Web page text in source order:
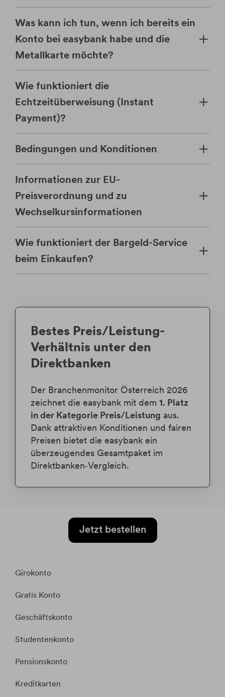
Was kann ich tun, wenn ich bereits ein
Konto bei easybank habe und die
Metallkarte möchte?
Wie funktioniert die
Echtzeitüberweisung (Instant
Payment)?
Bedingungen und Konditionen
Informationen zur EU-
Preisverordnung und zu
Wechselkursinformationen
Wie funktioniert der Bargeld-Service
beim Einkaufen?
Bestes Preis/Leistung-
Verhältnis unter den
Direktbanken
Der Branchenmonitor Österreich 2026
zeichnet die easybank mit dem 1. Platz
in der Kategorie Preis/Leistung aus.
Dank attraktiven Konditionen und fairen
Preisen bietet die easybank ein
überzeugendes Gesamtpaket im
Direktbanken‑Vergleich.
Jetzt bestellen
Girokonto
Gratis Konto
Geschäftskonto
Studentenkonto
Pensionskonto
Kreditkarten